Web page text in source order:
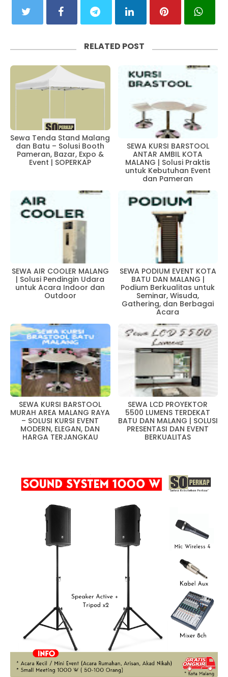
RELATED POST
Sewa Tenda Stand Malang
dan Batu – Solusi Booth
Pameran, Bazar, Expo &
Event | SOPERKAP
SEWA KURSI BARSTOOL
ANTAR AMBIL KOTA
MALANG | Solusi Praktis
untuk Kebutuhan Event
dan Pameran
SEWA AIR COOLER MALANG
| Solusi Pendingin Udara
untuk Acara Indoor dan
Outdoor
SEWA PODIUM EVENT KOTA
BATU DAN MALANG |
Podium Berkualitas untuk
Seminar, Wisuda,
Gathering, dan Berbagai
Acara
SEWA KURSI BARSTOOL
MURAH AREA MALANG RAYA
– SOLUSI KURSI EVENT
MODERN, ELEGAN, DAN
HARGA TERJANGKAU
SEWA LCD PROYEKTOR
5500 LUMENS TERDEKAT
BATU DAN MALANG | SOLUSI
PRESENTASI DAN EVENT
BERKUALITAS